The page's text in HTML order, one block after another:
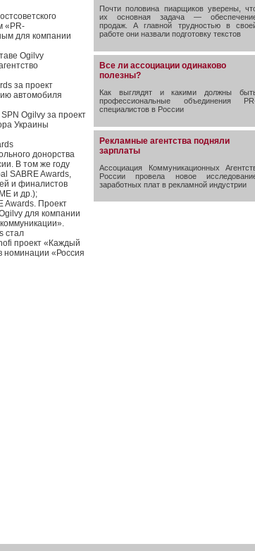
«PR-
для компании
Ogilvy
за проект
автомобиля
Ogilvy за проект
Украины
донорства
В том же году
SABRE Awards,
и финалистов
и др.);
Awards. Проект
для компании
стал
проект «Каждый
номинации «Россия
Почти половина пиарщиков уверены,
их основная задача —
продаж. А главной трудностью в
работе они назвали подготовку текстов
Все ли ассоциации одинаково
полезны?
Как выглядят и какими должны
профессиональные объединения
специалистов в России
Рекламные агентства подняли
зарплаты
Ассоциация Коммуникационных
России провела новое
заработных плат в рекламной индустрии